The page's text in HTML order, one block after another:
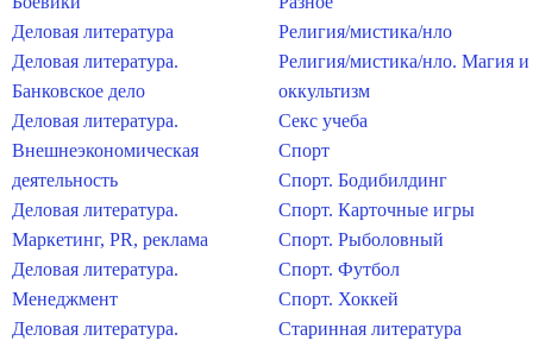
Деловая литература
Деловая литература.
Банковское дело
Деловая литература.
Внешнеэкономическая
деятельность
Деловая литература.
Маркетинг, PR, реклама
Деловая литература.
Менеджмент
Деловая литература.
Религия/мистика/нло
Религия/мистика/нло. Магия и
оккультизм
Секс учеба
Спорт
Спорт. Бодибилдинг
Спорт. Карточные игры
Спорт. Рыболовный
Спорт. Футбол
Спорт. Хоккей
Старинная литература